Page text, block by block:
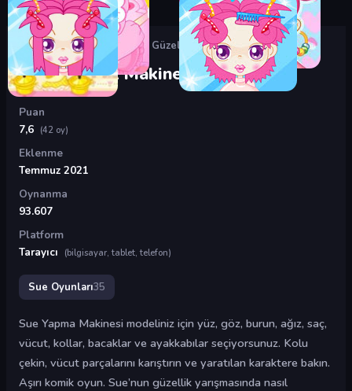
Oyunlar ›Sue Oyunları Sue Güzellik Makinesi
Sue Güzellik Makinesi
Puan
7,6 (42 oy)
Eklenme
Temmuz 2021
Oynanma
93.607
Platform
Tarayıcı
(bilgisayar, tablet, telefon)
Sue Oyunları35
Sue Yapma Makinesi modeliniz için yüz, göz, burun, ağız, saç,
vücut, kollar, bacaklar ve ayakkabılar seçiyorsunuz. Kolu
çekin, vücut parçalarını karıştırın ve yaratılan karaktere bakın.
Aşırı komik oyun. Sue’nun güzellik yarışmasında nasıl